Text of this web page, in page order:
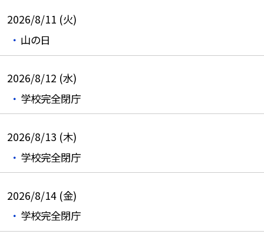
2026/8/11 (火)
山の日
2026/8/12 (水)
学校完全閉庁
2026/8/13 (木)
学校完全閉庁
2026/8/14 (金)
学校完全閉庁